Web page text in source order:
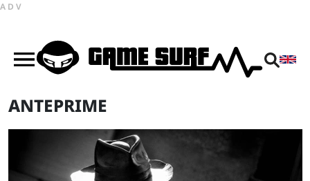
ADV
ANTEPRIME